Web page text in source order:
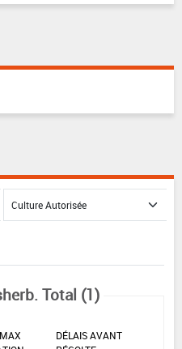
Total (1)
DÉLAIS AVANT